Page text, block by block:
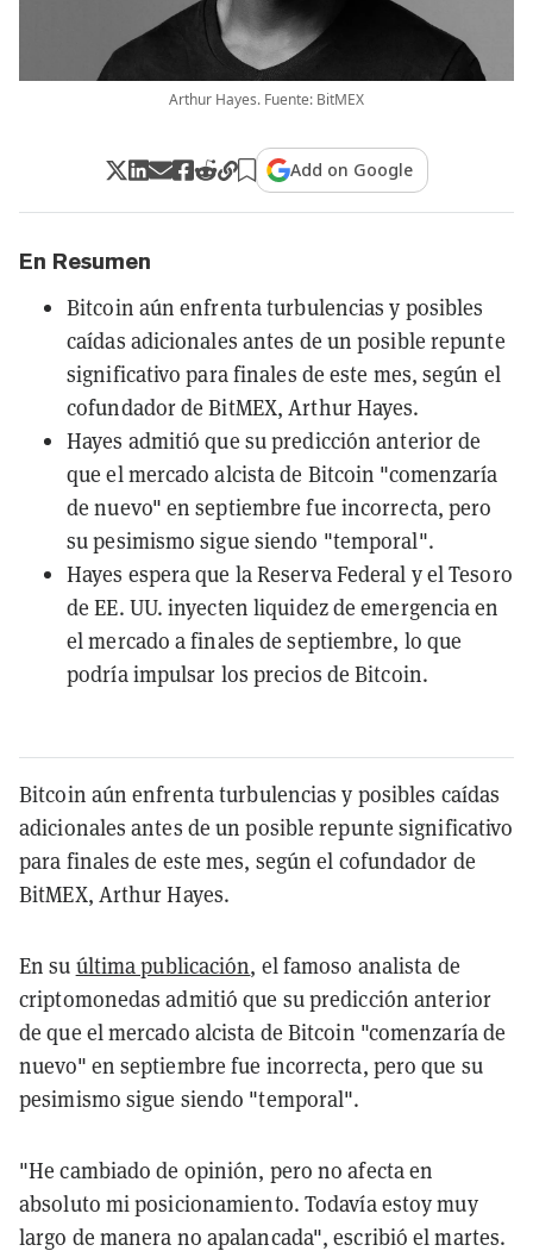
Arthur Hayes. Fuente: BitMEX
Add on Google
En Resumen
Bitcoin aún enfrenta turbulencias y posibles
caídas adicionales antes de un posible repunte
significativo para finales de este mes, según el
cofundador de BitMEX, Arthur Hayes.
Hayes admitió que su predicción anterior de
que el mercado alcista de Bitcoin "comenzaría
de nuevo" en septiembre fue incorrecta, pero
su pesimismo sigue siendo "temporal".
Hayes espera que la Reserva Federal y el Tesoro
de EE. UU. inyecten liquidez de emergencia en
el mercado a finales de septiembre, lo que
podría impulsar los precios de Bitcoin.
Bitcoin aún enfrenta turbulencias y posibles caídas
adicionales antes de un posible repunte significativo
para finales de este mes, según el cofundador de
BitMEX, Arthur Hayes.
En su última publicación, el famoso analista de
criptomonedas admitió que su predicción anterior
de que el mercado alcista de Bitcoin "comenzaría de
nuevo" en septiembre fue incorrecta, pero que su
pesimismo sigue siendo "temporal".
"He cambiado de opinión, pero no afecta en
absoluto mi posicionamiento. Todavía estoy muy
largo de manera no apalancada", escribió el martes.